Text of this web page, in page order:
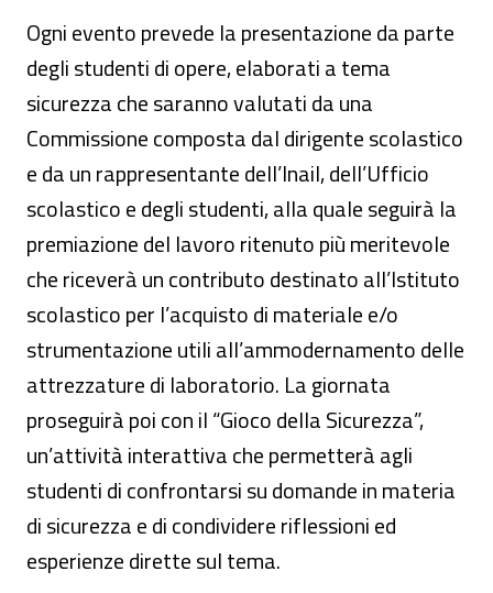
Ogni evento prevede la presentazione da parte
degli studenti di opere, elaborati a tema
sicurezza che saranno valutati da una
Commissione composta dal dirigente scolastico
e da un rappresentante dell’Inail, dell’Ufficio
scolastico e degli studenti, alla quale seguirà la
premiazione del lavoro ritenuto più meritevole
che riceverà un contributo destinato all’Istituto
scolastico per l’acquisto di materiale e/o
strumentazione utili all’ammodernamento delle
attrezzature di laboratorio. La giornata
proseguirà poi con il “Gioco della Sicurezza”,
un’attività interattiva che permetterà agli
studenti di confrontarsi su domande in materia
di sicurezza e di condividere riflessioni ed
esperienze dirette sul tema.